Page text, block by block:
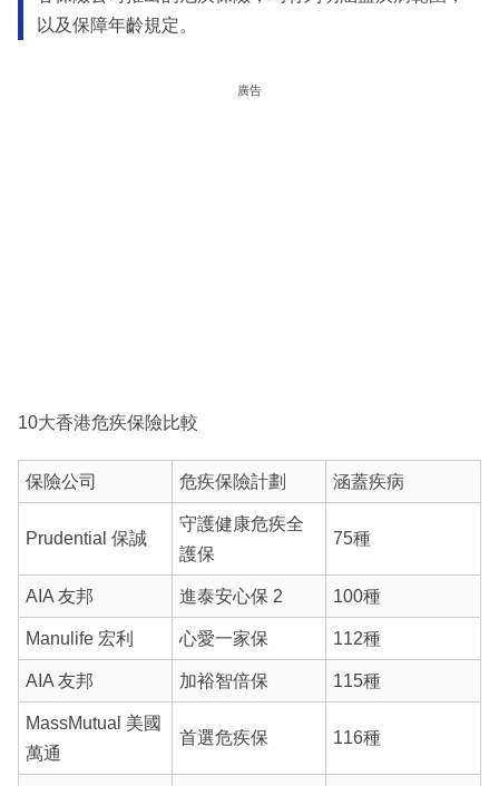
以及保障年齡規定。
廣告
10大香港危疾保險比較
保險公司 危疾保險計劃 涵蓋疾病
Prudential 保誠
守護健康危疾全
護保
75種
AIA 友邦 進泰安心保 2 100種
Manulife 宏利 心愛一家保 112種
AIA 友邦 加裕智倍保 115種
MassMutual 美國
萬通
首選危疾保 116種